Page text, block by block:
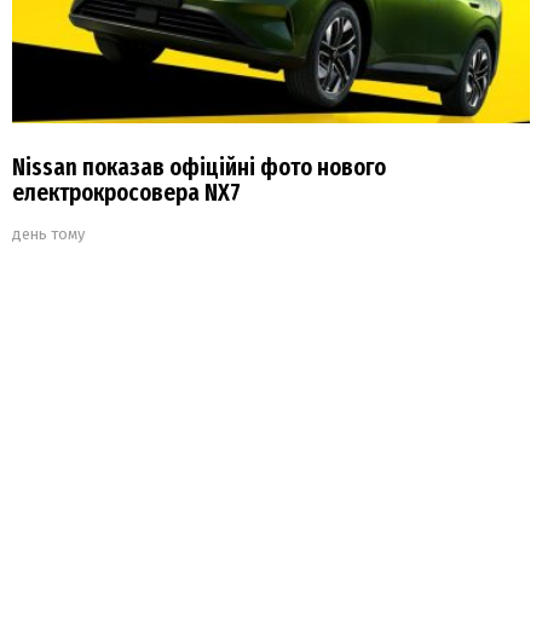
Nissan показав офіційні фото нового
електрокросовера NX7
день тому